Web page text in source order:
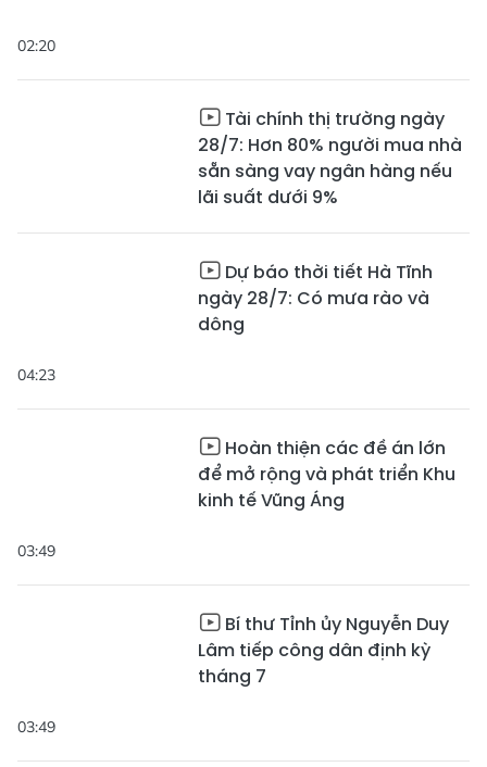
02:20
Tài chính thị trường ngày
28/7: Hơn 80% người mua nhà
sẵn sàng vay ngân hàng nếu
lãi suất dưới 9%
04:23
Dự báo thời tiết Hà Tĩnh
ngày 28/7: Có mưa rào và
dông
03:49
Hoàn thiện các đề án lớn
để mở rộng và phát triển Khu
kinh tế Vũng Áng
03:49
Bí thư Tỉnh ủy Nguyễn Duy
Lâm tiếp công dân định kỳ
tháng 7